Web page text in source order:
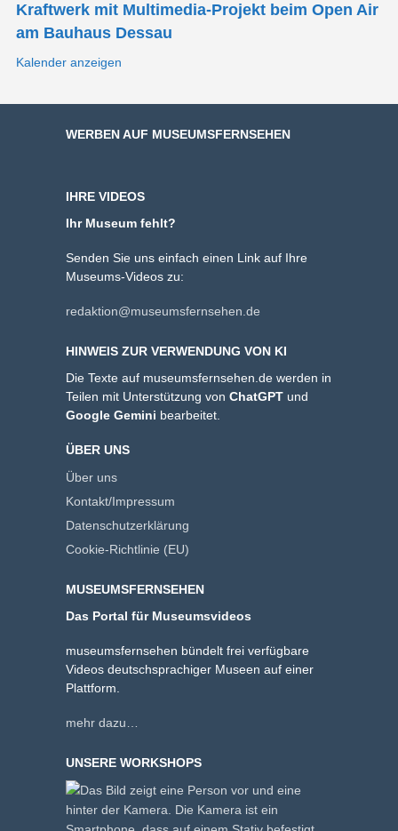
Kraftwerk mit Multimedia-Projekt beim Open Air
am Bauhaus Dessau
Kalender anzeigen
WERBEN AUF MUSEUMSFERNSEHEN
IHRE VIDEOS
Ihr Museum fehlt?
Senden Sie uns einfach einen Link auf Ihre
Museums-Videos zu:
redaktion@museumsfernsehen.de
HINWEIS ZUR VERWENDUNG VON KI
Die Texte auf museumsfernsehen.de werden in
Teilen mit Unterstützung von ChatGPT und
Google Gemini bearbeitet.
ÜBER UNS
Über uns
Kontakt/Impressum
Datenschutzerklärung
Cookie-Richtlinie (EU)
MUSEUMSFERNSEHEN
Das Portal für Museumsvideos
museumsfernsehen bündelt frei verfügbare
Videos deutschsprachiger Museen auf einer
Plattform.
mehr dazu…
UNSERE WORKSHOPS